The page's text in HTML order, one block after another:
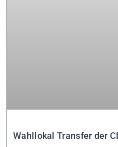
Wahllokal Transfer der